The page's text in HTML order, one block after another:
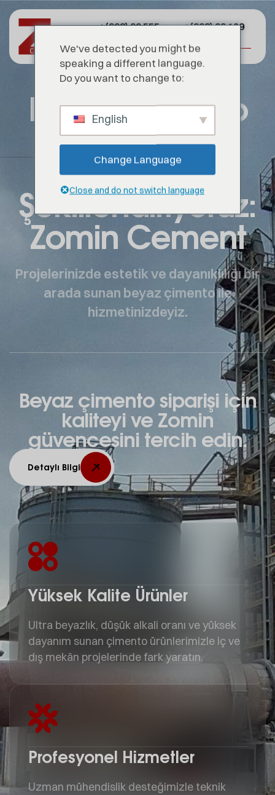
+(998) 99 555
+(998) 99 129
Beyaz Çimento
Gücüyle
Geleceği
Şekillendiriyoruz:
Zomin Cement
Projelerinizde estetik ve dayanıklılığı bir
arada sunan beyaz çimento ile
hizmetinizdeyiz.
Beyaz çimento siparişi için
kaliteyi ve Zomin
güvencesini tercih edin.
Detaylı Bilgi
Yüksek Kalite Ürünler
Ultra beyazlık, düşük alkali oranı ve yüksek
dayanım sunan çimento ürünlerimizle iç ve
dış mekân projelerinde fark yaratın.
Profesyonel Hizmetler
Uzman mühendislik desteğimizle teknik
We've detected you might be
speaking a different language.
Do you want to change to:
English
Change Language
Close and do not switch language